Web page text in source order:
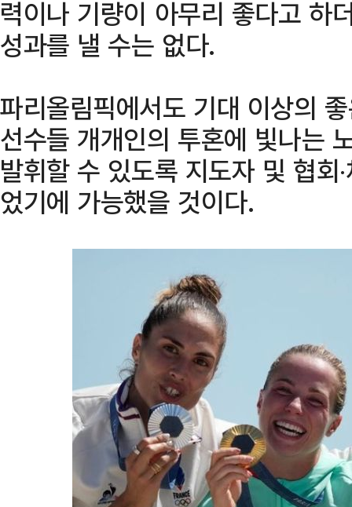
력이나 기량이 아무리 좋다고 하
성과를 낼 수는 없다.
파리올림픽에서도 기대 이상의
선수들 개개인의 투혼에 빛나는
발휘할 수 있도록 지도자 및 협회
었기에 가능했을 것이다.